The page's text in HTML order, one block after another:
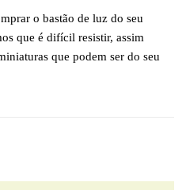
o bastão de luz do seu
que é difícil resistir, assim
que podem ser do seu